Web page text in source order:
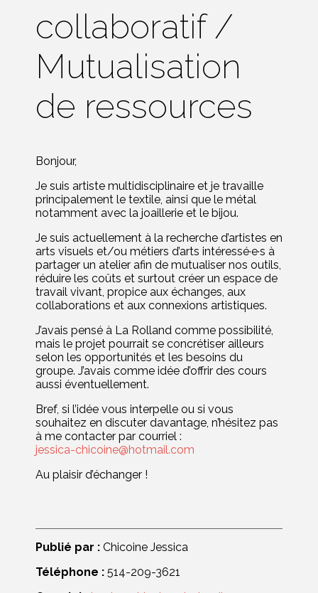
collaboratif /
Mutualisation
de ressources
Bonjour,
Je suis artiste multidisciplinaire et je travaille
principalement le textile, ainsi que le métal
notamment avec la joaillerie et le bijou.
Je suis actuellement à la recherche d’artistes en
arts visuels et/ou métiers d’arts intéressé·e·s à
partager un atelier afin de mutualiser nos outils,
réduire les coûts et surtout créer un espace de
travail vivant, propice aux échanges, aux
collaborations et aux connexions artistiques.
J’avais pensé à La Rolland comme possibilité,
mais le projet pourrait se concrétiser ailleurs
selon les opportunités et les besoins du
groupe. J’avais comme idée d’offrir des cours
aussi éventuellement.
Bref, si l’idée vous interpelle ou si vous
souhaitez en discuter davantage, n’hésitez pas
à me contacter par courriel :
jessica-chicoine@hotmail.com
Au plaisir d’échanger !
Publié par : Chicoine Jessica
Téléphone : 514-209-3621